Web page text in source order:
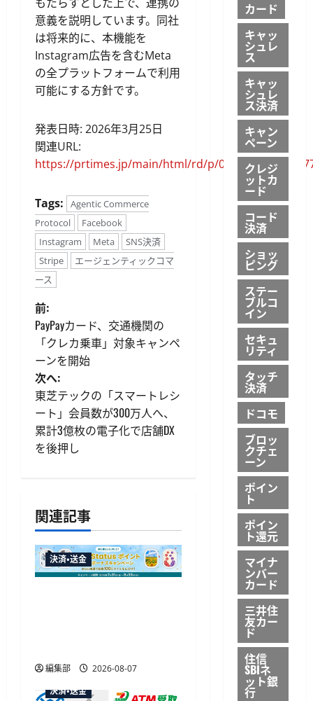
意義を説明しています。同社
は将来的に、本機能を
Instagram広告を含むMeta
の全プラットフォームで利用
可能にする方針です。
発表日時: 2026年3月25日
関連URL:
https://prtimes.jp/main/html/rd/p/
Tags:
Agentic Commerce
Protocol
Facebook
Instagram
Meta
SNS決済
Stripe
エージェンティックコマ
ース
投
稿
ナ
ビ
ゲ
ー
ョ
ン
前:
PayPayカード、交通機関の
「クレカ乗車」対象キャンペ
ーンを開始
次へ:
東芝テックの「スマートレシ
ート」会員数が300万人へ、
累計3億枚の電子化で店舗DX
を後押し
関連記事
決済・送金
編集部
2026-08-07
決済・送金
カード
キャッ
シュレ
ス
キャッ
シュレ
ス決済
キャン
ペーン
クレジ
ットカ
ード
コード
決済
ショッ
ピング
ステー
ブルコ
イン
セキュ
リティ
タッチ
決済
ドコモ
ブロッ
クチェ
ーン
ポイン
ト
ポイン
ト還元
マイナ
ンバー
カード
三井住
友カー
ド
住信
SBIネ
ット銀
行